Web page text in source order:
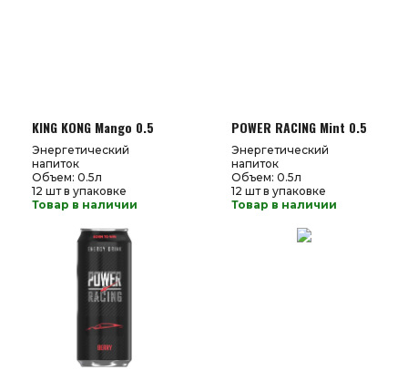
KING KONG Mango 0.5
Энергетический
напиток
Объем: 0.5л
12 шт в упаковке
Товар в наличии
POWER RACING Mint 0.5
Энергетический
напиток
Объем: 0.5л
12 шт в упаковке
Товар в наличии